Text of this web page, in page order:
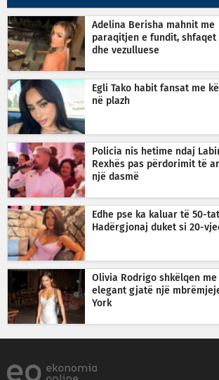
Adelina Berisha mahnit me
paraqitjen e fundit, shfaqet
dhe vezulluese
Egli Tako habit fansat me
në plazh
Policia nis hetime ndaj
Rexhës pas përdorimit të
një dasmë
Edhe pse ka kaluar të 50-
Hadërgjonaj duket si 20-
Olivia Rodrigo shkëlqen
elegant gjatë një
York